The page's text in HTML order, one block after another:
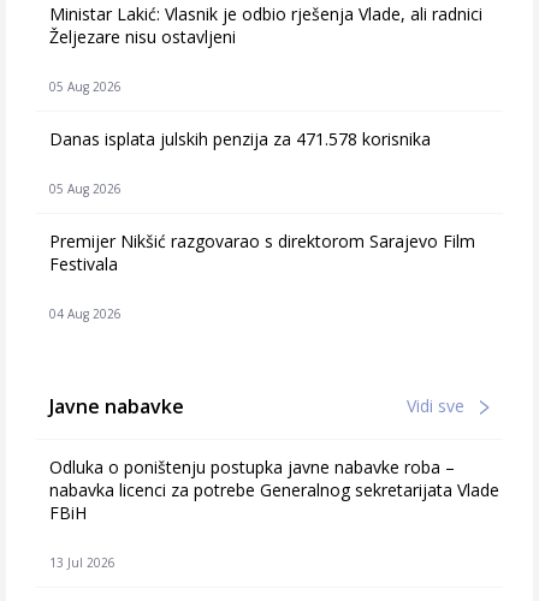
Ministar Lakić: Vlasnik je odbio rješenja Vlade, ali radnici
Željezare nisu ostavljeni
05 Aug 2026
Danas isplata julskih penzija za 471.578 korisnika
05 Aug 2026
Premijer Nikšić razgovarao s direktorom Sarajevo Film
Festivala
04 Aug 2026
Javne nabavke Vidi sve
Odluka o poništenju postupka javne nabavke roba –
nabavka licenci za potrebe Generalnog sekretarijata Vlade
FBiH
13 Jul 2026